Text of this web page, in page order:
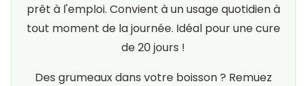
prêt à l'emploi. Convient à un usage quotidien à
tout moment de la journée. Idéal pour une cure
de 20 jours !
Des grumeaux dans votre boisson ? Remuez